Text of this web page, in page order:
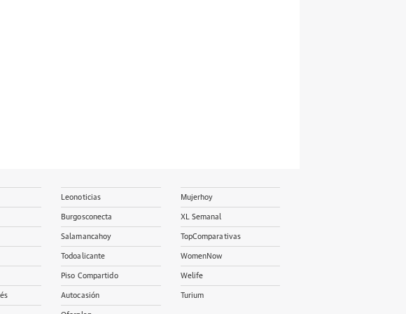
Leonoticias
Burgosconecta
Salamancahoy
Todoalicante
Piso Compartido
Autocasión
Mujerhoy
XL Semanal
TopComparativas
WomenNow
Welife
Turium